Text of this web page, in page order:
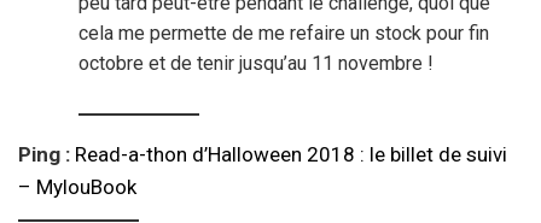
cela me permette de me refaire un stock pour fin
octobre et de tenir jusqu’au 11 novembre !
Ping : Read-a-thon d’Halloween 2018 : le billet de suivi
– MylouBook